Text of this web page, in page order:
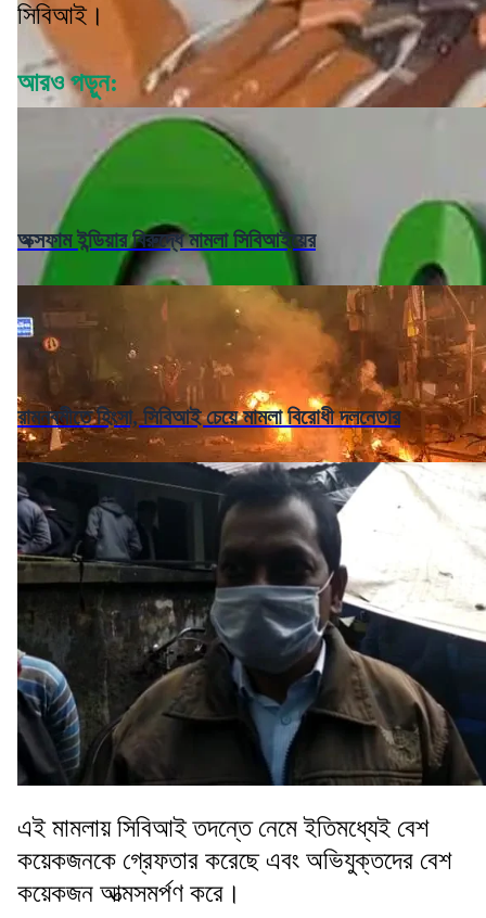
সিবিআই।
আরও পড়ুন:
অক্সফাম ইন্ডিয়ার বিরুদ্ধে মামলা সিবিআইয়ের
রামনবমীতে হিংসা, সিবিআই চেয়ে মামলা বিরোধী দলনেতার
এই মামলায় সিবিআই তদন্তে নেমে ইতিমধ্যেই বেশ
কয়েকজনকে গ্রেফতার করেছে এবং অভিযুক্তদের বেশ
কয়েকজন আত্মসমর্পণ করে।